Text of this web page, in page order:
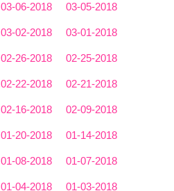
03-06-2018 03-05-2018
03-02-2018 03-01-2018
02-26-2018 02-25-2018
02-22-2018 02-21-2018
02-16-2018 02-09-2018
01-20-2018 01-14-2018
01-08-2018 01-07-2018
01-04-2018 01-03-2018